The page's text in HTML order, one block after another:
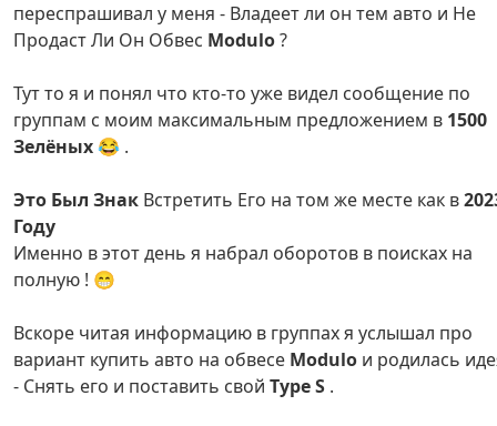
переспрашивал у меня - Владеет ли он тем авто и Не
Продаст Ли Он Обвес Modulo?
Тут то я и понял что кто-то уже видел сообщение по
группам с моим максимальным предложением в 1500
Зелёных😂 .
Это Был Знак Встретить Его на том же месте как в
Году
Именно в этот день я набрал оборотов в поисках на
полную ! 😁
Вскоре читая информацию в группах я услышал про
вариант купить авто на обвесе Modulo и родилась
- Снять его и поставить свой Type S .